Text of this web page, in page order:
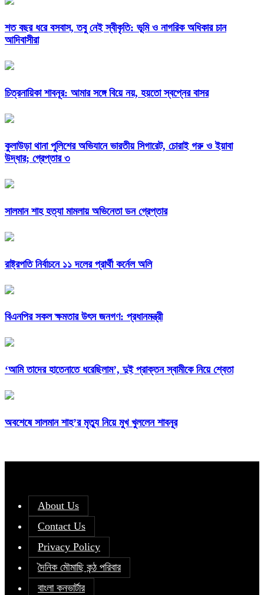
শত বছর ধরে বসবাস, তবু নেই স্বীকৃতি: ভূমি ও নাগরিক অধিকার চান
আদিবাসীরা
চিত্রনায়িকা শাবনূর: আমার সঙ্গে বিয়ে নয়, হয়তো স্বপ্নের বাসর
কুলাউড়া থানা পুলিশের অভিযানে ভারতীয় সিগারেট, চোরাই গরু ও ইয়াবা
উদ্ধার; গ্রেপ্তার ৩
সালমান শাহ হত্যা মামলায় অভিনেতা ডন গ্রেপ্তার
রাষ্ট্রপতি নির্বাচনে ১১ দলের প্রার্থী কর্নেল অলি
বিএনপির সকল ক্ষমতার উৎস জনগণ: প্রধানমন্ত্রী
‘আমি তাদের হাতেনাতে ধরেছিলাম’, দুই প্রাক্তন স্বামীকে নিয়ে শ্বেতা
অবশেষে সালমান শাহ’র মৃত্যু নিয়ে মুখ খুললেন শাবনূর
About Us
Contact Us
Privacy Policy
দৈনিক মৌমাছি কন্ঠ পরিবার
বাংলা কনভার্টার